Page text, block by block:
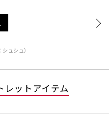
シュシュ）
レットアイテム